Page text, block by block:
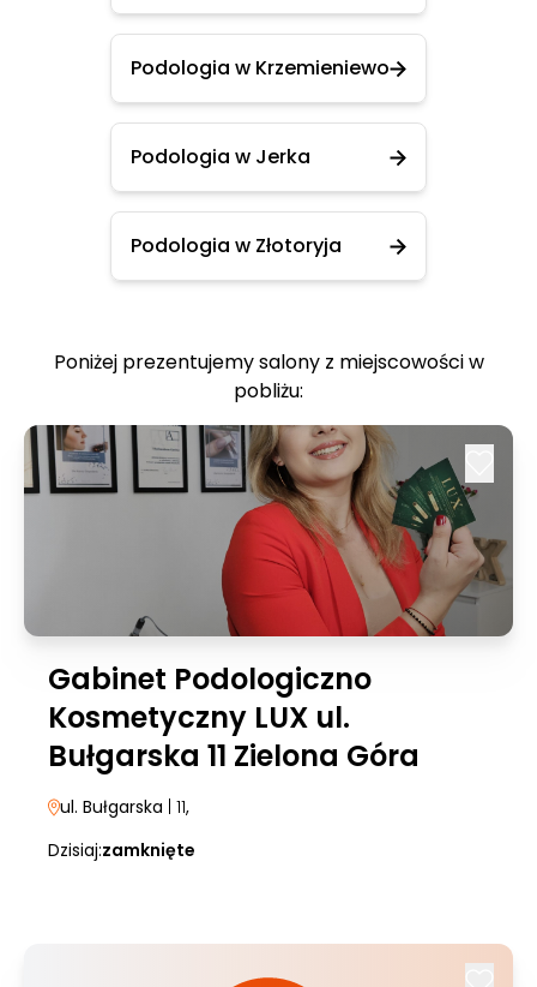
Podologia w Krzemieniewo
Podologia w Jerka
Podologia w Złotoryja
Poniżej prezentujemy salony z miejscowości w
pobliżu:
Gabinet Podologiczno
Kosmetyczny LUX ul.
Bułgarska 11 Zielona Góra
ul. Bułgarska | 11,
Dzisiaj:zamknięte